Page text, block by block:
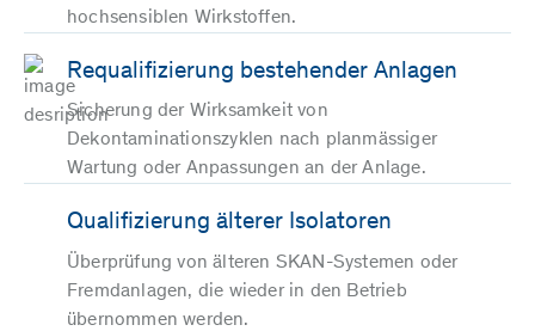
hochsensiblen Wirkstoffen.
Requalifizierung bestehender Anlagen
Sicherung der Wirksamkeit von
Dekontaminationszyklen nach planmässiger
Wartung oder Anpassungen an der Anlage.
Qualifizierung älterer Isolatoren
Überprüfung von älteren SKAN-Systemen oder
Fremdanlagen, die wieder in den Betrieb
übernommen werden.